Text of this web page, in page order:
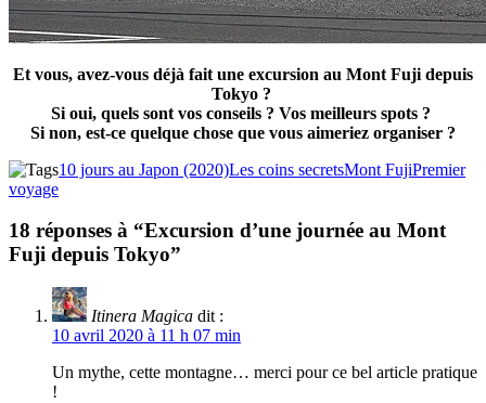
Et vous, avez-vous déjà fait une excursion au Mont Fuji depuis
Tokyo ?
Si oui, quels sont vos conseils ? Vos meilleurs spots ?
Si non, est-ce quelque chose que vous aimeriez organiser ?
10 jours au Japon (2020)Les coins secretsMont FujiPremier
voyage
18 réponses à “Excursion d’une journée au Mont
Fuji depuis Tokyo”
Itinera Magica dit :
10 avril 2020 à 11 h 07 min
Un mythe, cette montagne… merci pour ce bel article pratique
!